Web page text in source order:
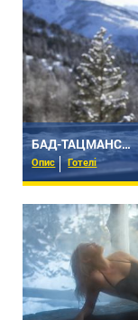
БАД-ТАЦМАНСДОРФ
Опис Готелі